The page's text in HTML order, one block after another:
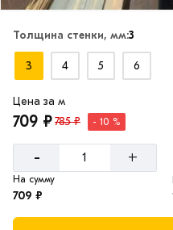
Толщина стенки, мм:3
3 4 5 6
Цена за м
709 ₽785 ₽ - 10 %
- +
На сумму
709 ₽